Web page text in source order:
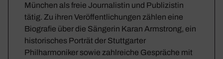
München als freie Journalistin und Publizistin
tätig. Zu ihren Veröffentlichungen zählen eine
Biografie über die Sängerin Karan Armstrong, ein
historisches Porträt der Stuttgarter
Philharmoniker sowie zahlreiche Gespräche mit